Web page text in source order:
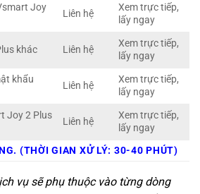
Joy
Liên hệ
Xem trực tiếp,
lấy ngay
khác Liên hệ
Xem trực tiếp,
lấy ngay
khẩu
Liên hệ
Xem trực tiếp,
lấy ngay
Joy 2 Plus
Liên hệ
Xem trực tiếp,
lấy ngay
(THỜI GIAN XỬ LÝ: 30-40 PHÚT)
vụ sẽ phụ thuộc vào từng dòng